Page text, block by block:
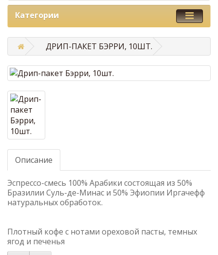
Категории
ДРИП-ПАКЕТ БЭРРИ, 10ШТ.
Описание
Эспрессо-смесь 100% Арабики состоящая из 50%
Бразилии Суль-де-Минас и 50% Эфиопии Иргачефф
натуральных обработок.
Плотный кофе с нотами ореховой пасты, темных
ягод и печенья